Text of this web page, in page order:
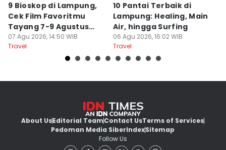
9 Bioskop di Lampung,
Cek Film Favoritmu
Tayang 7-9 Agustus
2026
07 Agu 2026, 14:50 WIB
Travel
10 Pantai Terbaik di
Lampung: Healing, Main
Air, hingga Surfing
06 Agu 2026, 16:02 WIB
Travel
About UsEditorial TeamContact UsTerms of Services
Pedoman Media SiberIndexSitemap
Follow Us